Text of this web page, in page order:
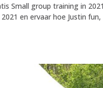
Small group training in
en ervaar hoe Justin